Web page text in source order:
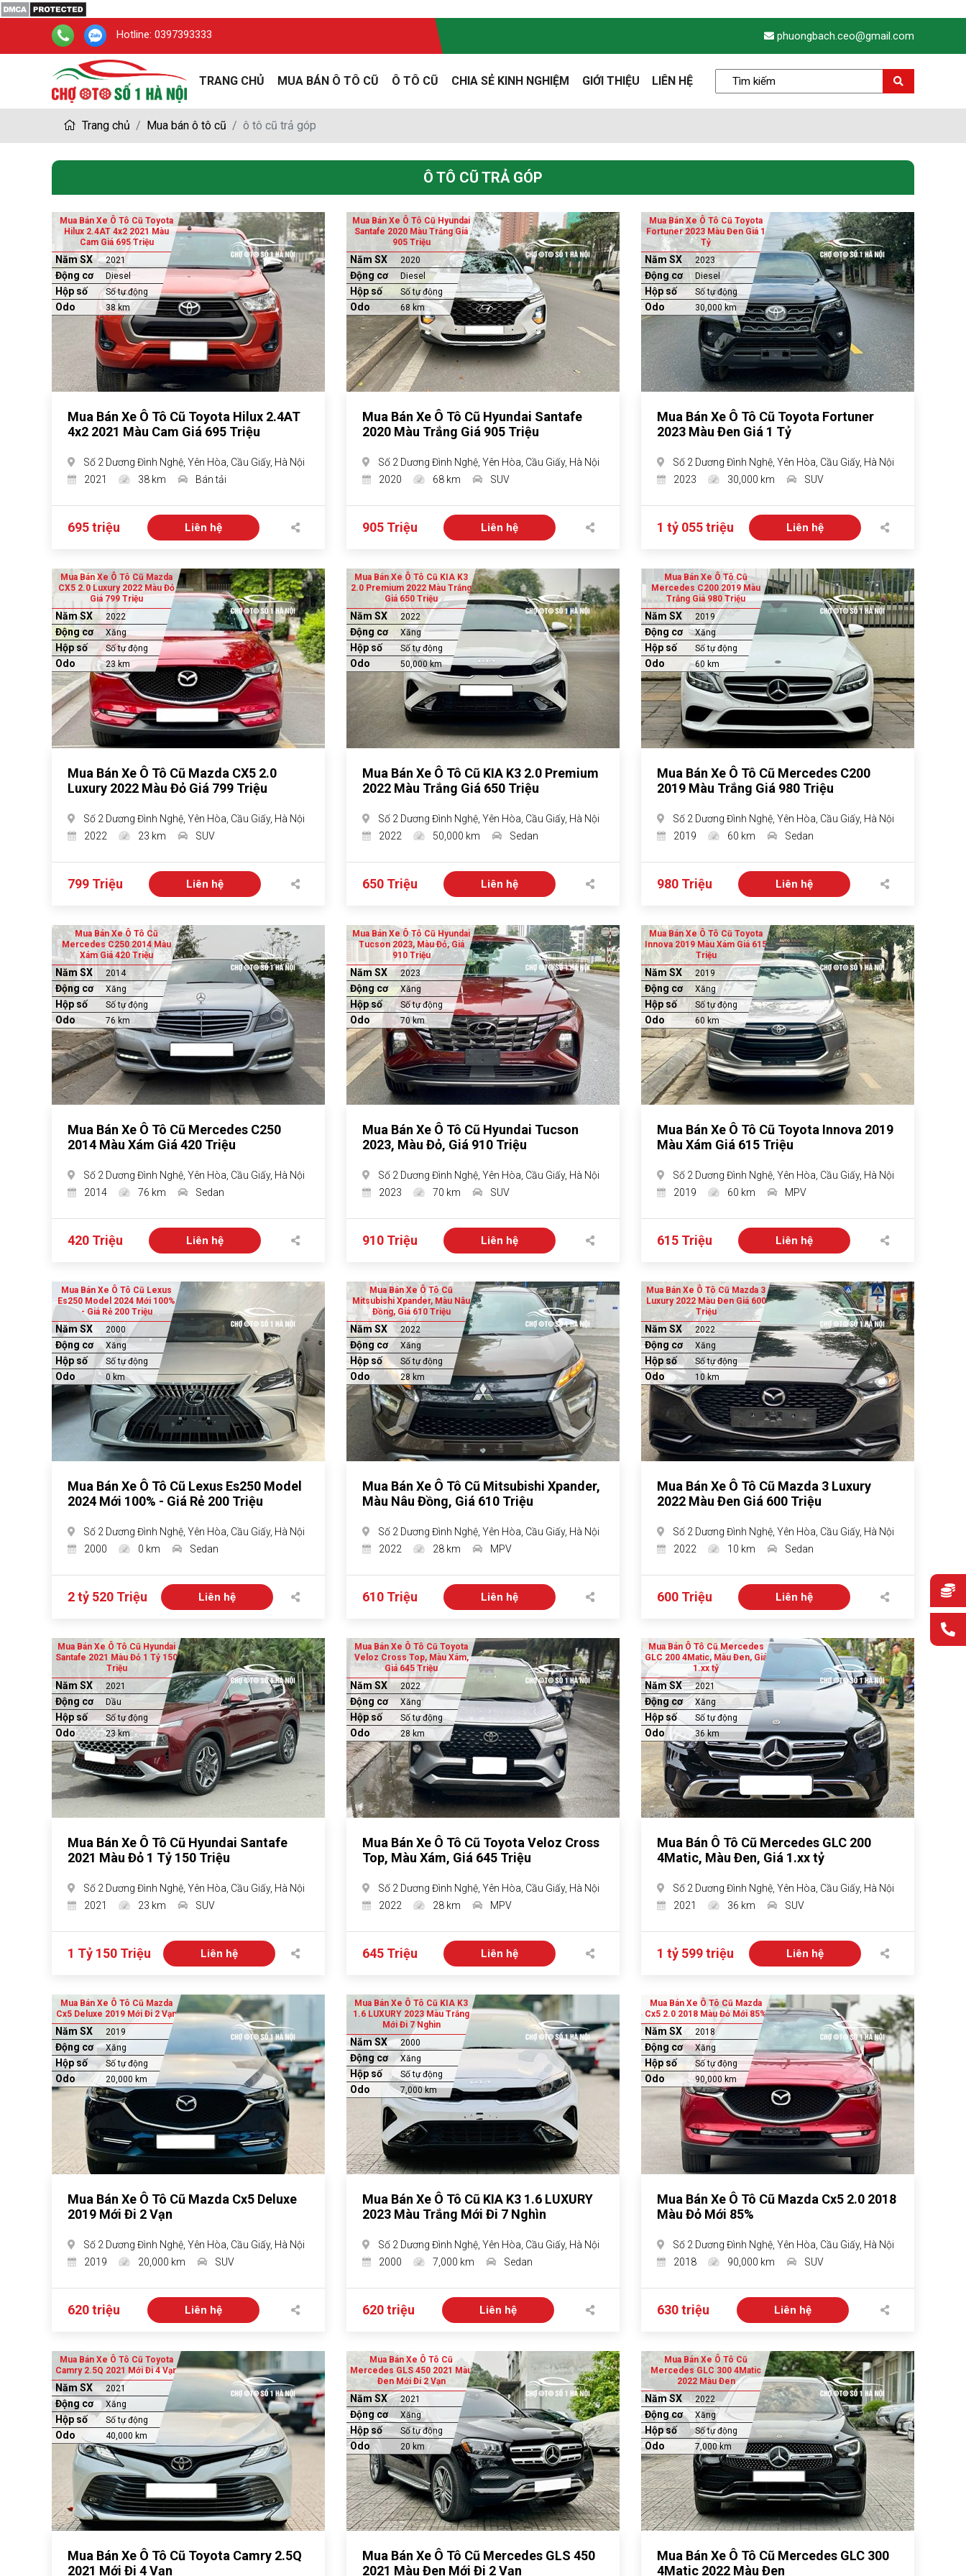
Hotline: 0397393333 phuongbach.ceo@gmail.com
TRANG CHỦ MUA BÁN Ô TÔ CŨ Ô TÔ CŨ CHIA SẺ KINH NGHIỆM GIỚI THIỆU LIÊN HỆ
Trang chủ Mua bán ô tô cũ ô tô cũ trả góp
Ô TÔ CŨ TRẢ GÓP
Mua Bán Xe Ô Tô Cũ Toyota
Hilux 2.4AT 4x2 2021 Màu
Cam Giá 695 Triệu
Năm SX 2021
Động cơ Diesel
Hộp số Số tự động
Odo 38 km
Mua Bán Xe Ô Tô Cũ Toyota Hilux 2.4AT
4x2 2021 Màu Cam Giá 695 Triệu
Số 2 Dương Đình Nghệ, Yên Hòa, Cầu Giấy, Hà Nội
2021
38 km Bán tải
695 triệu Liên hệ
Mua Bán Xe Ô Tô Cũ Hyundai
Santafe 2020 Màu Trắng Giá
905 Triệu
Năm SX 2020
Động cơ Diesel
Hộp số Số tự động
Odo 68 km
Mua Bán Xe Ô Tô Cũ Hyundai Santafe
2020 Màu Trắng Giá 905 Triệu
Số 2 Dương Đình Nghệ, Yên Hòa, Cầu Giấy, Hà Nội
2020
68 km SUV
905 Triệu Liên hệ
Mua Bán Xe Ô Tô Cũ Toyota
Fortuner 2023 Màu Đen Giá 1
Tỷ
Năm SX 2023
Động cơ Diesel
Hộp số Số tự động
Odo 30,000 km
Mua Bán Xe Ô Tô Cũ Toyota Fortuner
2023 Màu Đen Giá 1 Tỷ
Số 2 Dương Đình Nghệ, Yên Hòa, Cầu Giấy, Hà Nội
2023
30,000 km SUV
1 tỷ 055 triệu Liên hệ
Mua Bán Xe Ô Tô Cũ Mazda
CX5 2.0 Luxury 2022 Màu Đỏ
Giá 799 Triệu
Năm SX 2022
Động cơ Xăng
Hộp số Số tự động
Odo 23 km
Mua Bán Xe Ô Tô Cũ Mazda CX5 2.0
Luxury 2022 Màu Đỏ Giá 799 Triệu
Số 2 Dương Đình Nghệ, Yên Hòa, Cầu Giấy, Hà Nội
2022
23 km SUV
799 Triệu Liên hệ
Mua Bán Xe Ô Tô Cũ KIA K3
2.0 Premium 2022 Màu Trắng
Giá 650 Triệu
Năm SX 2022
Động cơ Xăng
Hộp số Số tự động
Odo 50,000 km
Mua Bán Xe Ô Tô Cũ KIA K3 2.0 Premium
2022 Màu Trắng Giá 650 Triệu
Số 2 Dương Đình Nghệ, Yên Hòa, Cầu Giấy, Hà Nội
2022
50,000 km Sedan
650 Triệu Liên hệ
Mua Bán Xe Ô Tô Cũ
Mercedes C200 2019 Màu
Trắng Giá 980 Triệu
Năm SX 2019
Động cơ Xăng
Hộp số Số tự động
Odo 60 km
Mua Bán Xe Ô Tô Cũ Mercedes C200
2019 Màu Trắng Giá 980 Triệu
Số 2 Dương Đình Nghệ, Yên Hòa, Cầu Giấy, Hà Nội
2019
60 km Sedan
980 Triệu Liên hệ
Mua Bán Xe Ô Tô Cũ
Mercedes C250 2014 Màu
Xám Giá 420 Triệu
Năm SX 2014
Động cơ Xăng
Hộp số Số tự động
Odo 76 km
Mua Bán Xe Ô Tô Cũ Mercedes C250
2014 Màu Xám Giá 420 Triệu
Số 2 Dương Đình Nghệ, Yên Hòa, Cầu Giấy, Hà Nội
2014
76 km Sedan
420 Triệu Liên hệ
Mua Bán Xe Ô Tô Cũ Hyundai
Tucson 2023, Màu Đỏ, Giá
910 Triệu
Năm SX 2023
Động cơ Xăng
Hộp số Số tự động
Odo 70 km
Mua Bán Xe Ô Tô Cũ Hyundai Tucson
2023, Màu Đỏ, Giá 910 Triệu
Số 2 Dương Đình Nghệ, Yên Hòa, Cầu Giấy, Hà Nội
2023
70 km SUV
910 Triệu Liên hệ
Mua Bán Xe Ô Tô Cũ Toyota
Innova 2019 Màu Xám Giá 615
Triệu
Năm SX 2019
Động cơ Xăng
Hộp số Số tự động
Odo 60 km
Mua Bán Xe Ô Tô Cũ Toyota Innova 2019
Màu Xám Giá 615 Triệu
Số 2 Dương Đình Nghệ, Yên Hòa, Cầu Giấy, Hà Nội
2019
60 km MPV
615 Triệu Liên hệ
Mua Bán Xe Ô Tô Cũ Lexus
Es250 Model 2024 Mới 100%
- Giá Rẻ 200 Triệu
Năm SX 2000
Động cơ Xăng
Hộp số Số tự động
Odo 0 km
Mua Bán Xe Ô Tô Cũ Lexus Es250 Model
2024 Mới 100% - Giá Rẻ 200 Triệu
Số 2 Dương Đình Nghệ, Yên Hòa, Cầu Giấy, Hà Nội
2000
0 km Sedan
2 tỷ 520 Triệu Liên hệ
Mua Bán Xe Ô Tô Cũ
Mitsubishi Xpander, Màu Nâu
Đồng, Giá 610 Triệu
Năm SX 2022
Động cơ Xăng
Hộp số Số tự động
Odo 28 km
Mua Bán Xe Ô Tô Cũ Mitsubishi Xpander,
Màu Nâu Đồng, Giá 610 Triệu
Số 2 Dương Đình Nghệ, Yên Hòa, Cầu Giấy, Hà Nội
2022
28 km MPV
610 Triệu Liên hệ
Mua Bán Xe Ô Tô Cũ Mazda 3
Luxury 2022 Màu Đen Giá 600
Triệu
Năm SX 2022
Động cơ Xăng
Hộp số Số tự động
Odo 10 km
Mua Bán Xe Ô Tô Cũ Mazda 3 Luxury
2022 Màu Đen Giá 600 Triệu
Số 2 Dương Đình Nghệ, Yên Hòa, Cầu Giấy, Hà Nội
2022
10 km Sedan
600 Triệu Liên hệ
Mua Bán Xe Ô Tô Cũ Hyundai
Santafe 2021 Màu Đỏ 1 Tỷ 150
Triệu
Năm SX 2021
Động cơ Dầu
Hộp số Số tự động
Odo 23 km
Mua Bán Xe Ô Tô Cũ Hyundai Santafe
2021 Màu Đỏ 1 Tỷ 150 Triệu
Số 2 Dương Đình Nghệ, Yên Hòa, Cầu Giấy, Hà Nội
2021
23 km SUV
1 Tỷ 150 Triệu Liên hệ
Mua Bán Xe Ô Tô Cũ Toyota
Veloz Cross Top, Màu Xám,
Giá 645 Triệu
Năm SX 2022
Động cơ Xăng
Hộp số Số tự động
Odo 28 km
Mua Bán Xe Ô Tô Cũ Toyota Veloz Cross
Top, Màu Xám, Giá 645 Triệu
Số 2 Dương Đình Nghệ, Yên Hòa, Cầu Giấy, Hà Nội
2022
28 km MPV
645 Triệu Liên hệ
Mua Bán Ô Tô Cũ Mercedes
GLC 200 4Matic, Màu Đen, Giá
1.xx tỷ
Năm SX 2021
Động cơ Xăng
Hộp số Số tự động
Odo 36 km
Mua Bán Ô Tô Cũ Mercedes GLC 200
4Matic, Màu Đen, Giá 1.xx tỷ
Số 2 Dương Đình Nghệ, Yên Hòa, Cầu Giấy, Hà Nội
2021
36 km SUV
1 tỷ 599 triệu Liên hệ
Mua Bán Xe Ô Tô Cũ Mazda
Cx5 Deluxe 2019 Mới Đi 2 Vạn
Năm SX 2019
Động cơ Xăng
Hộp số Số tự động
Odo 20,000 km
Mua Bán Xe Ô Tô Cũ Mazda Cx5 Deluxe
2019 Mới Đi 2 Vạn
Số 2 Dương Đình Nghệ, Yên Hòa, Cầu Giấy, Hà Nội
2019
20,000 km SUV
620 triệu Liên hệ
Mua Bán Xe Ô Tô Cũ KIA K3
1.6 LUXURY 2023 Màu Trắng
Mới Đi 7 Nghìn
Năm SX 2000
Động cơ Xăng
Hộp số Số tự động
Odo 7,000 km
Mua Bán Xe Ô Tô Cũ KIA K3 1.6 LUXURY
2023 Màu Trắng Mới Đi 7 Nghìn
Số 2 Dương Đình Nghệ, Yên Hòa, Cầu Giấy, Hà Nội
2000
7,000 km Sedan
620 triệu Liên hệ
Mua Bán Xe Ô Tô Cũ Mazda
Cx5 2.0 2018 Màu Đỏ Mới 85%
Năm SX 2018
Động cơ Xăng
Hộp số Số tự động
Odo 90,000 km
Mua Bán Xe Ô Tô Cũ Mazda Cx5 2.0 2018
Màu Đỏ Mới 85%
Số 2 Dương Đình Nghệ, Yên Hòa, Cầu Giấy, Hà Nội
2018
90,000 km SUV
630 triệu Liên hệ
Mua Bán Xe Ô Tô Cũ Toyota
Camry 2.5Q 2021 Mới Đi 4 Vạn
Năm SX 2021
Động cơ Xăng
Hộp số Số tự động
Odo 40,000 km
Mua Bán Xe Ô Tô Cũ Toyota Camry 2.5Q
2021 Mới Đi 4 Vạn
Mua Bán Xe Ô Tô Cũ
Mercedes GLS 450 2021 Màu
Đen Mới Đi 2 Vạn
Năm SX 2021
Động cơ Xăng
Hộp số Số tự động
Odo 20 km
Mua Bán Xe Ô Tô Cũ Mercedes GLS 450
2021 Màu Đen Mới Đi 2 Vạn
Mua Bán Xe Ô Tô Cũ
Mercedes GLC 300 4Matic
2022 Màu Đen
Năm SX 2022
Động cơ Xăng
Hộp số Số tự động
Odo 7,000 km
Mua Bán Xe Ô Tô Cũ Mercedes GLC 300
4Matic 2022 Màu Đen